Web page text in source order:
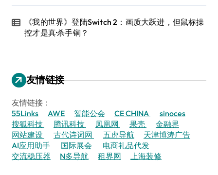
《我的世界》登陆Switch 2：画质大跃进，但鼠标操
控才是真·杀手锏？
友情链接
友情链接：
55Links
AWE 智能公会 CE CHINA
sinoces
搜狐科技
腾讯科技 凤凰网 果壳
金融界
网站建设
古代诗词网 五虎导航
天津博涛广告
AI应用助手
国际展会
电商礼品代发
交流稳压器
N多导航 租界网 上海装修